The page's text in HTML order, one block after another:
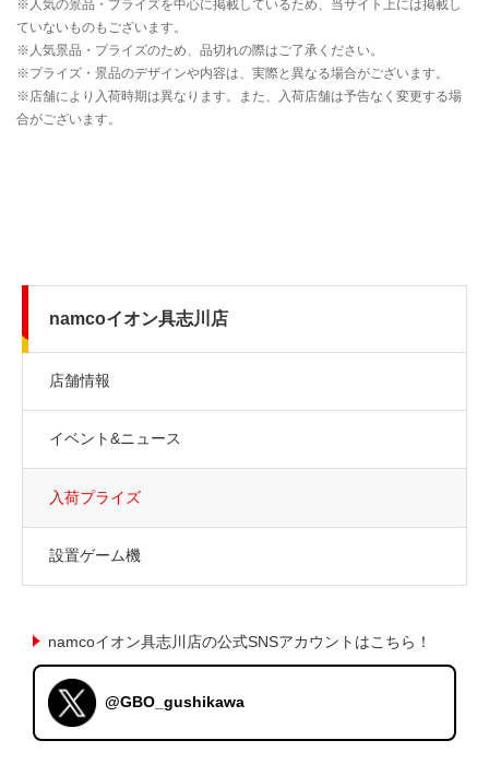
namcoイオン具志川店
店舗情報
イベント&ニュース
入荷プライズ
設置ゲーム機
namcoイオン具志川店の公式SNSアカウントはこちら！
@GBO_gushikawa